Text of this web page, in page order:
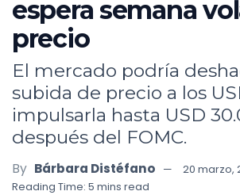
espera semana
precio
El mercado podría
subida de precio a los
impulsarla hasta USD
después del FOMC.
By Bárbara Distéfano
20 marzo,
Reading Time: 5 mins read